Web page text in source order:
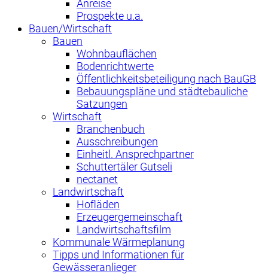
Anreise
Prospekte u.a.
Bauen/Wirtschaft
Bauen
Wohnbauflächen
Bodenrichtwerte
Öffentlichkeitsbeteiligung nach BauGB
Bebauungspläne und städtebauliche
Satzungen
Wirtschaft
Branchenbuch
Ausschreibungen
Einheitl. Ansprechpartner
Schuttertäler Gutseli
nectanet
Landwirtschaft
Hofläden
Erzeugergemeinschaft
Landwirtschaftsfilm
Kommunale Wärmeplanung
Tipps und Informationen für
Gewässeranlieger